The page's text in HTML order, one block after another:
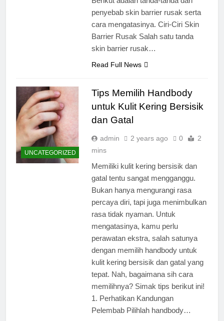
penyebab skin barrier rusak serta
cara mengatasinya. Ciri-Ciri Skin
Barrier Rusak Salah satu tanda
skin barrier rusak…
Read Full News
UNCATEGORIZED
Tips Memilih Handbody
untuk Kulit Kering Bersisik
dan Gatal
admin 2 years ago 0
2
mins
Memiliki kulit kering bersisik dan
gatal tentu sangat mengganggu.
Bukan hanya mengurangi rasa
percaya diri, tapi juga menimbulkan
rasa tidak nyaman. Untuk
mengatasinya, kamu perlu
perawatan ekstra, salah satunya
dengan memilih handbody untuk
kulit kering bersisik dan gatal yang
tepat. Nah, bagaimana sih cara
memilihnya? Simak tips berikut ini!
1. Perhatikan Kandungan
Pelembab Pilihlah handbody…